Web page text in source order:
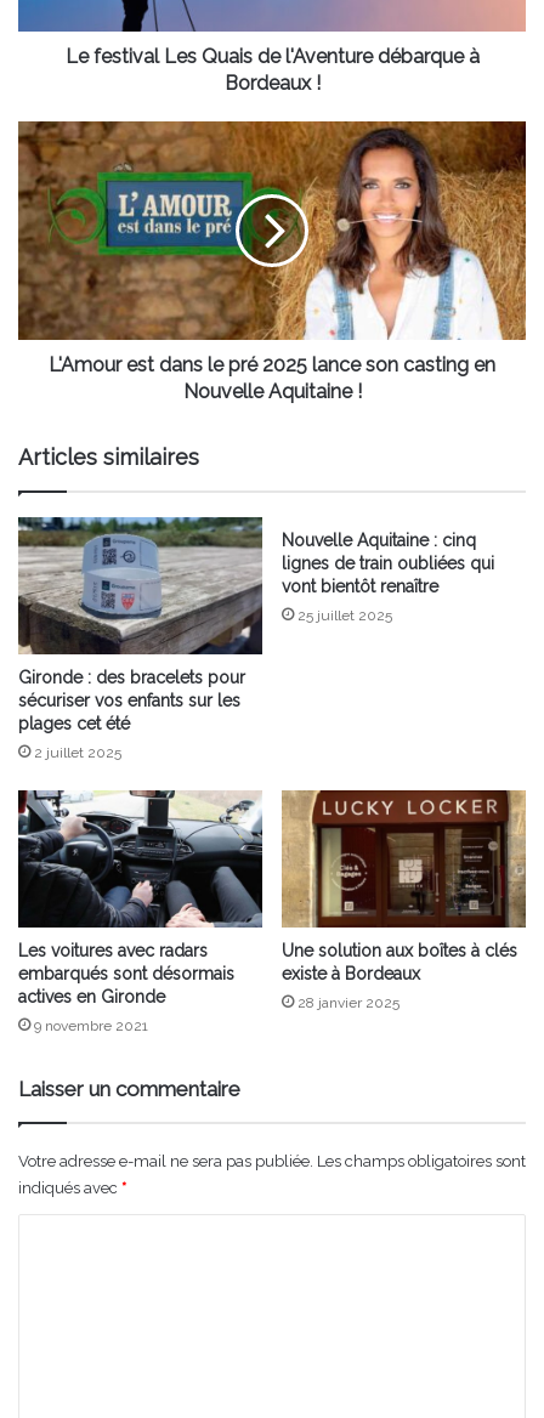
Bordeaux
Le festival Les Quais de l'Aventure débarque à
Bordeaux !
L'Amour
est
dans
le
pré
2025
lance
son
casting
L'Amour est dans le pré 2025 lance son casting en
Nouvelle Aquitaine !
Articles similaires
Gironde : des bracelets pour
sécuriser vos enfants sur les
plages cet été
2 juillet 2025
Nouvelle Aquitaine : cinq
lignes de train oubliées qui
vont bientôt renaître
25 juillet 2025
Les voitures avec radars
embarqués sont désormais
actives en Gironde
9 novembre 2021
Une solution aux boîtes à clés
existe à Bordeaux
28 janvier 2025
Laisser un commentaire
Votre adresse e-mail ne sera pas publiée. Les champs obligatoires sont
indiqués avec *